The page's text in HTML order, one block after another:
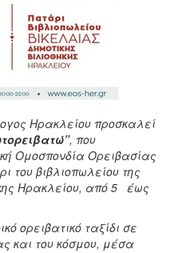
Ηρακλείου προσκαλεί
, που
Ομοσπονδία Ορειβασίας
του βιβλιοπωλείου της
Ηρακλείου, από 5 έως
ορειβατικό ταξίδι σε
και του κόσμου, μέσα